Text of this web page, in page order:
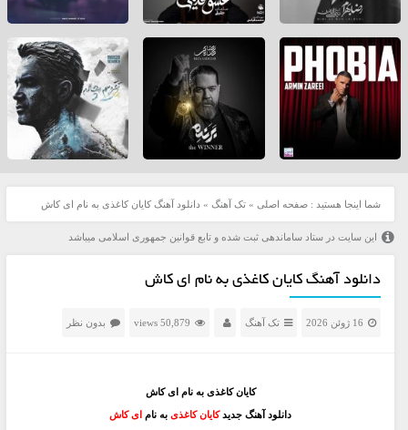
شما اینجا هستید : صفحه اصلی » تک آهنگ » دانلود آهنگ کایان کاغذی به نام ای کاش
این سایت در ستاد ساماندهی ثبت شده و تابع قوانین جمهوری اسلامی میباشد
دانلود آهنگ کایان کاغذی به نام ای کاش
16 ژوئن 2026 تک آهنگ 50,879 views بدون نظر
کایان کاغذی به نام ای کاش
دانلود آهنگ جدیدکایان کاغذیبه نام ای کاش